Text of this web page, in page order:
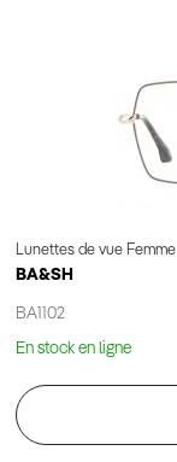
Lunettes de vue Femme
BA&SH
BA1102
En stock en ligne